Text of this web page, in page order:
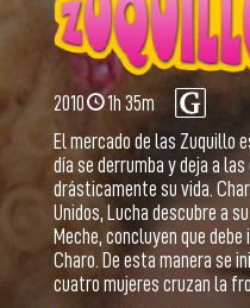
2010
1h 35m
El mercado de las Zuquillo
día se derrumba y deja a
drásticamente su vida.
Unidos, Lucha descubre a
Meche, concluyen que
Charo. De esta manera se
cuatro mujeres cruzan la